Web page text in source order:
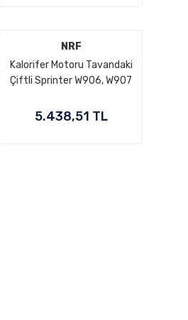
A2721800410
NRF
Kalorifer Motoru Tavandaki
Çiftli Sprinter W906, W907
5.438,51 TL